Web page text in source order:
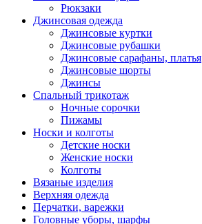
Рюкзаки
Джинсовая одежда
Джинсовые куртки
Джинсовые рубашки
Джинсовые сарафаны, платья
Джинсовые шорты
Джинсы
Спальный трикотаж
Ночные сорочки
Пижамы
Носки и колготы
Детские носки
Женские носки
Колготы
Вязаные изделия
Верхняя одежда
Перчатки, варежки
Головные уборы, шарфы